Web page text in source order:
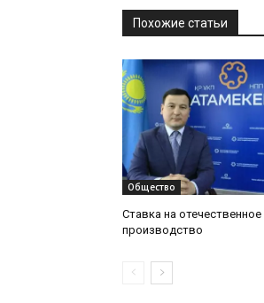
Похожие статьи
Общество
Ставка на отечественное
производство